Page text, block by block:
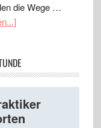
die Wege …